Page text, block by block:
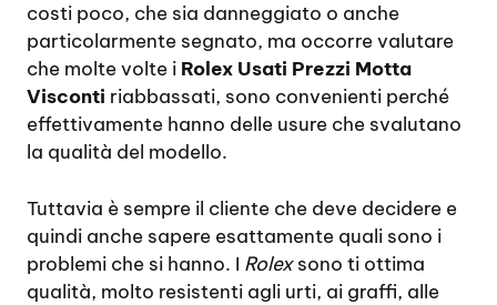
costi poco, che sia danneggiato o anche
particolarmente segnato, ma occorre valutare
che molte volte i Rolex Usati Prezzi Motta
Visconti riabbassati, sono convenienti perché
effettivamente hanno delle usure che svalutano
la qualità del modello.
Tuttavia è sempre il cliente che deve decidere e
quindi anche sapere esattamente quali sono i
problemi che si hanno. I Rolexsono ti ottima
qualità, molto resistenti agli urti, ai graffi, alle